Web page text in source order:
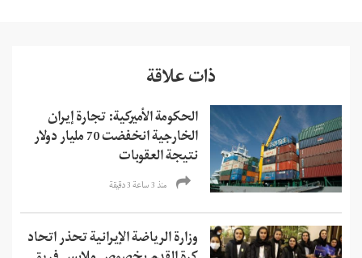
ذات علاقة
الحكومة الأميركية: تجارة إيران
الخارجية انخفضت 70 مليار دولار
نتيجة العقوبات
منذ 3 ساعة 3 دقیقة
وزارة الرياضة الإيرانية تحذر اتحاد